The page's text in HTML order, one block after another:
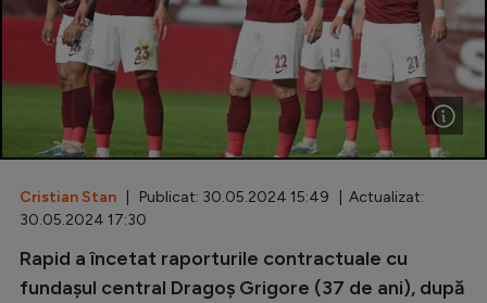
Fotbal feminin
Special
Diverse
Inedit
Clasamente
Cristian Stan | Publicat: 30.05.2024 15:49 | Actualizat:
30.05.2024 17:30
Rapid a încetat raporturile contractuale cu
fundașul central Dragoș Grigore (37 de ani), după